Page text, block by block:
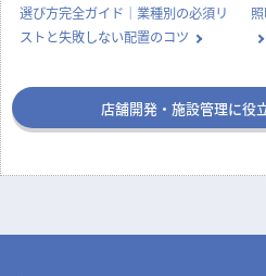
選び方完全ガイド｜業種別の必須リ
ストと失敗しない配置のコツ
店舗開発・施設管理に役